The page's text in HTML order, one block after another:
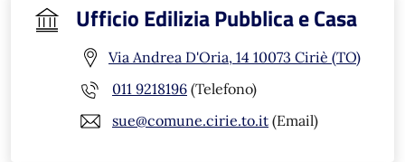
Ufficio Edilizia Pubblica e Casa
Via Andrea D'Oria, 14 10073 Ciriè (TO)
011 9218196 (Telefono)
sue@comune.cirie.to.it (Email)